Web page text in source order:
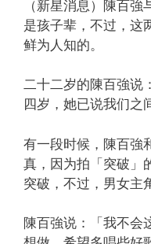
（新星消息）陳百
是孩子辈，不过，这
鲜为人知的。
二十二岁的陳百強说
四岁，她已说我们之
有一段时候，陳百強
真，因为拍「突破」
突破，不过，男女主
陳百強说：「我不会